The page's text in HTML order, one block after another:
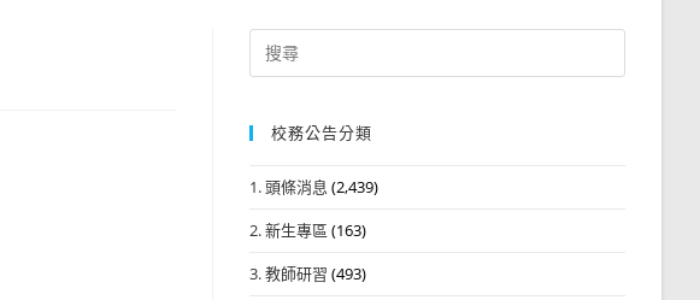
Search
for:
校務公告分類
1. 頭條消息 (2,439)
2. 新生專區 (163)
3. 教師研習 (493)